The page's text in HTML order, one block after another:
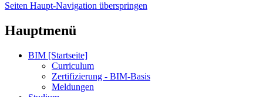
Seiten Haupt-Navigation überspringen
Hauptmenü
BIM [Startseite]
Curriculum
Zertifizierung - BIM-Basis
Meldungen